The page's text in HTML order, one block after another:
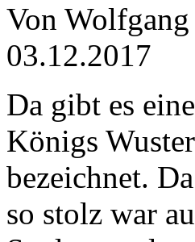
Von
03.12.2017
Da gibt es
Königs
bezeichnet.
so stolz war